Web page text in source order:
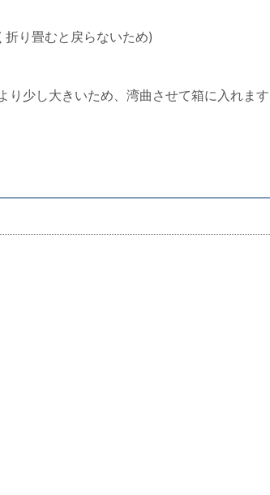
り畳むと戻らないため)
り少し大きいため、湾曲させて箱に入れま